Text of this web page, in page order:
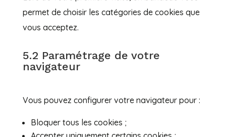
permet de choisir les catégories de cookies que
vous acceptez.
5.2 Paramétrage de votre
navigateur
Vous pouvez configurer votre navigateur pour :
Bloquer tous les cookies ;